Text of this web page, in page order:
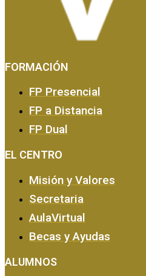
FORMACIÓN
FP Presencial
FP a Distancia
FP Dual
EL CENTRO
Misión y Valores
Secretaria
AulaVirtual
Becas y Ayudas
ALUMNOS